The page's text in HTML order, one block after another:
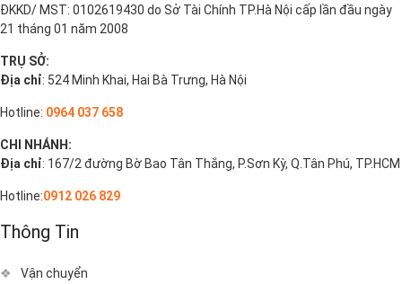
ĐKKD/ MST: 0102619430 do Sở Tài Chính TP.Hà Nội cấp lần đầu ngày
21 tháng 01 năm 2008
TRỤ SỞ:
Địa chỉ: 524 Minh Khai, Hai Bà Trưng, Hà Nội
Hotline: 0964 037 658
CHI NHÁNH:
Địa chỉ: 167/2 đường Bờ Bao Tân Thắng, P.Sơn Kỳ, Q.Tân Phú, TP.HCM
Hotline:0912 026 829
Thông Tin
Vận chuyển